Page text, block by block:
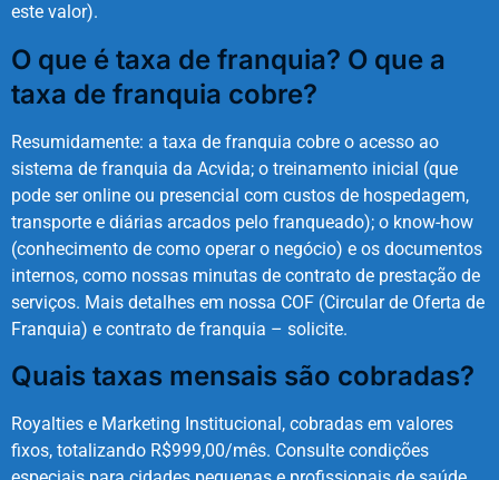
este valor).
O que é taxa de franquia? O que a
taxa de franquia cobre?
Resumidamente: a taxa de franquia cobre o acesso ao
sistema de franquia da Acvida; o treinamento inicial (que
pode ser online ou presencial com custos de hospedagem,
transporte e diárias arcados pelo franqueado); o know-how
(conhecimento de como operar o negócio) e os documentos
internos, como nossas minutas de contrato de prestação de
serviços. Mais detalhes em nossa COF (Circular de Oferta de
Franquia) e contrato de franquia – solicite.
Quais taxas mensais são cobradas?
Royalties e Marketing Institucional, cobradas em valores
fixos, totalizando R$999,00/mês. Consulte condições